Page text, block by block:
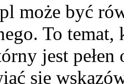
może być
To
jest
się